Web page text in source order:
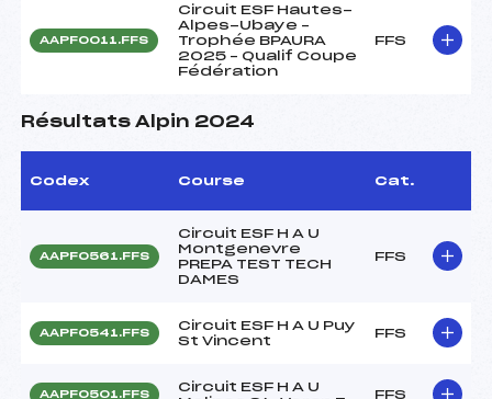
AAPF0011.FFS
Circuit ESF Hautes-
Alpes-Ubaye –
Trophée BPAURA
2025 – Qualif Coupe
Fédération
FFS
Résultats Alpin 2024
Codex Course Cat.
AAPF0561.FFS
Circuit ESF H A U
Montgenevre
PREPA TEST TECH
DAMES
FFS
AAPF0541.FFS
Circuit ESF H A U Puy
St Vincent
FFS
AAPF0501.FFS
Circuit ESF H A U
FFS